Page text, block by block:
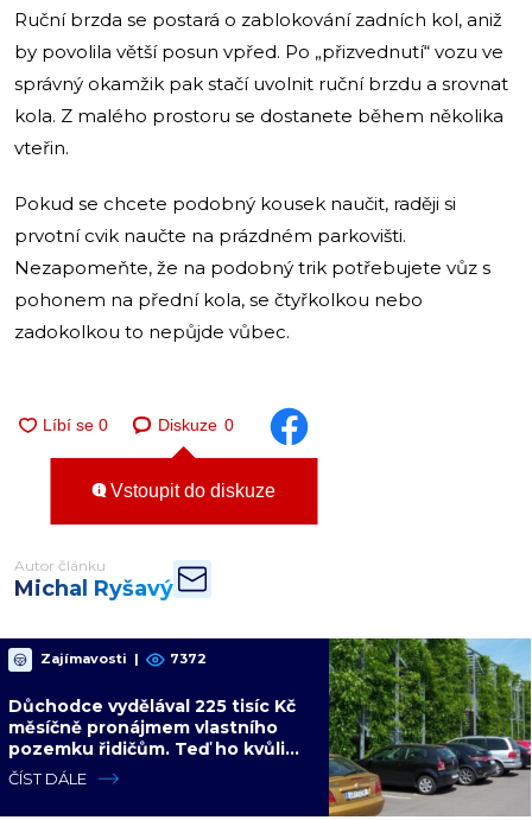
Ruční brzda se postará o zablokování zadních kol, aniž
by povolila větší posun vpřed. Po „přizvednutí“ vozu ve
správný okamžik pak stačí uvolnit ruční brzdu a srovnat
kola. Z malého prostoru se dostanete během několika
vteřin.
Pokud se chcete podobný kousek naučit, raději si
prvotní cvik naučte na prázdném parkovišti.
Nezapomeňte, že na podobný trik potřebujete vůz s
pohonem na přední kola, se čtyřkolkou nebo
zadokolkou to nepůjde vůbec.
Diskuze 0
Vstoupit do diskuze
Autor článku
Michal Ryšavý
Zajímavosti | 7372
Důchodce vydělával 225 tisíc Kč
měsíčně pronájmem vlastního
pozemku řidičům. Teď ho kvůli
tomu čeká soud
ČÍST DÁLE